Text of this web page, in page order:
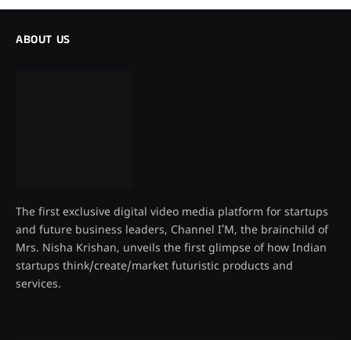
ABOUT US
The first exclusive digital video media platform for startups
and future business leaders, Channel I’M, the brainchild of
Mrs. Nisha Krishan, unveils the first glimpse of how Indian
startups think/create/market futuristic products and
services.